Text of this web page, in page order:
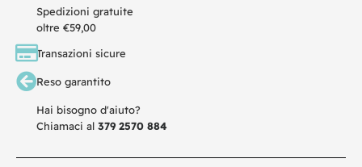
Spedizioni gratuite
oltre €59,00
Transazioni sicure
Reso garantito
Hai bisogno d'aiuto?
Chiamaci al 379 2570 884